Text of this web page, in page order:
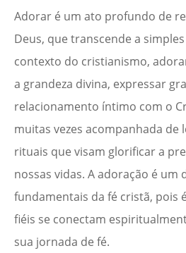
Adorar é um ato profundo de
Deus, que transcende a
contexto do cristianismo,
a grandeza divina, expressar
relacionamento íntimo com o
muitas vezes acompanhada de
rituais que visam glorificar a
nossas vidas. A adoração é um
fundamentais da fé cristã, pois
fiéis se conectam
sua jornada de fé.